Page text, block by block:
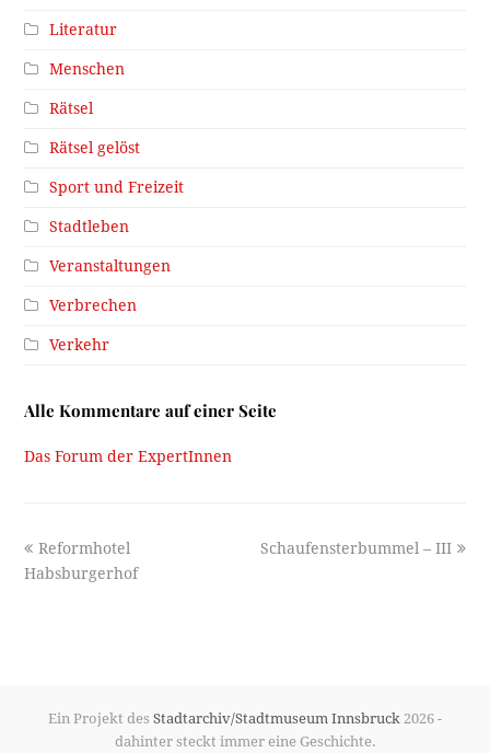
Literatur
Menschen
Rätsel
Rätsel gelöst
Sport und Freizeit
Stadtleben
Veranstaltungen
Verbrechen
Verkehr
Alle Kommentare auf einer Seite
Das Forum der ExpertInnen
previous
post:
Reformhotel
Habsburgerhof
next
Schaufensterbummel – III
Ein Projekt des Stadtarchiv/Stadtmuseum Innsbruck 2026 -
dahinter steckt immer eine Geschichte.